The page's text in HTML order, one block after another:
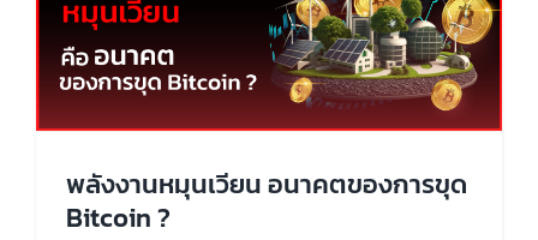
พลังงานหมุนเวียน อนาคตของการขุด
Bitcoin ?